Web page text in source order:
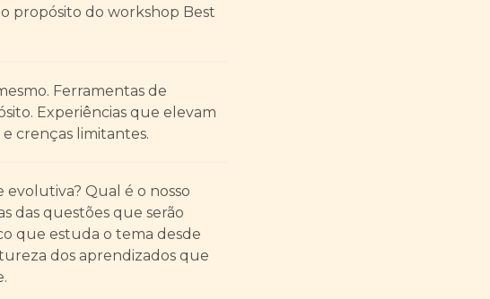
propósito do workshop Best
Ferramentas de
Experiências que elevam
crenças limitantes.
Qual é o nosso
das questões que serão
que estuda o tema desde
dos aprendizados que